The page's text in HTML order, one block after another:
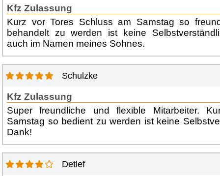
Kfz Zulassung
Kurz vor Tores Schluss am Samstag so
behandelt zu werden ist keine
auch im Namen meines Sohnes.
Schulzke
Kfz Zulassung
Super freundliche und flexible Mitarbeiter.
Samstag so bedient zu werden ist keine
Dank!
Detlef